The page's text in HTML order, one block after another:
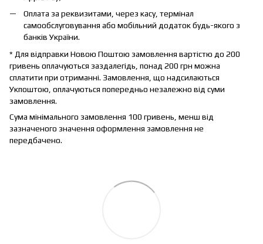
Оплата за реквизитами, через касу, термінал
самообслуговування або мобільний додаток будь-якого з
банків України.
* Для відправки Новою Поштою замовлення вартістю до 200
гривень оплачуються заздалегідь, понад 200 грн можна
сплатити при отриманні. Замовлення, що надсилаються
Укпоштою, оплачуються попередньо незалежно від суми
замовлення.
Сума мінімального замовлення 100 гривень, менш від
зазначеного значення оформлення замовлення не
передбачено.